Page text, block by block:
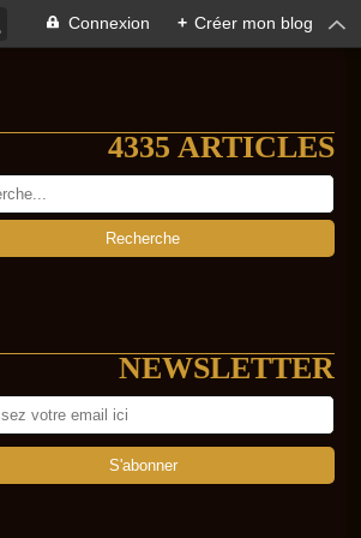
Connexion + Créer mon blog
4335 ARTICLES
NEWSLETTER